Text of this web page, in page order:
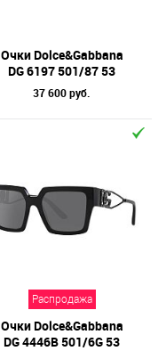
Очки Dolce&Gabbana
DG 6197 501/87 53
37 600 руб.
Распродажа
Очки Dolce&Gabbana
DG 4446B 501/6G 53